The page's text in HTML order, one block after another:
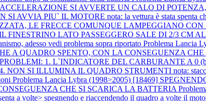
ACCELERAZIONE SI AVVERTE UN CALO DI
SI AVVIA PIU` IL MOTORE nota: la vettura è stata spenta
LE FRECCE COMUNQUE LAMPEGGIANO
FINESTRINO LATO PASSEGGERO SALE DI 2/3 CM
adesso vedi problema sopra riportato Problema Lancia
A QUADRO SPENTO, CON LA CONSEGUENZA
1. L`INDICATORE DEL CARBURANTE A 0
SI ILLUMINA IL QUADRO STRUMENTI nota:
Problema Lancia Lybra (1998>2005) [18469]
CHE SI SCARICA LA BATTERIA
volte> spegnendo e riaccendendo il quadro a volte il